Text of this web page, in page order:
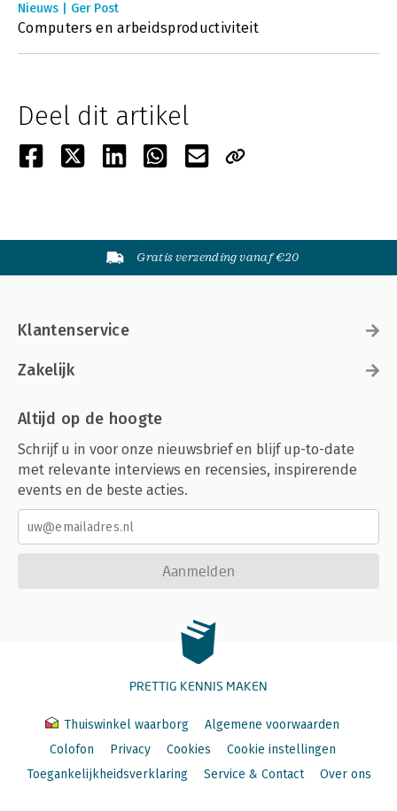
Nieuws | Ger Post
Computers en arbeidsproductiviteit
Deel dit artikel
Gratis verzending vanaf €20
Klantenservice
Zakelijk
Altijd op de hoogte
Schrijf u in voor onze nieuwsbrief en blijf up-to-date
met relevante interviews en recensies, inspirerende
events en de beste acties.
Aanmelden
PRETTIG KENNIS MAKEN
Thuiswinkel waarborg
Algemene voorwaarden
Colofon
Privacy Cookies
Cookie instellingen
Toegankelijkheidsverklaring
Service & Contact Over ons